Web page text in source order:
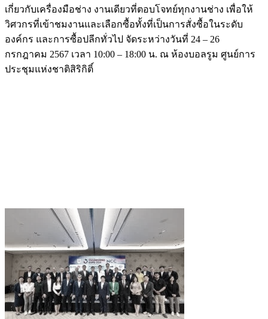
เกี่ยวกับเครื่องมือช่าง งานเดียวที่ตอบโจทย์ทุกงานช่าง เพื่อให้
วิศวกรที่เข้าชมงานและเลือกซื้อทั้งที่เป็นการสั่งซื้อในระดับ
องค์กร และการซื้อปลีกทั่วไป จัดระหว่างวันที่ 24 – 26
กรกฎาคม 2567 เวลา 10:00 – 18:00 น. ณ ห้องบอลรูม ศูนย์การ
ประชุมแห่งชาติสิริกิติ์